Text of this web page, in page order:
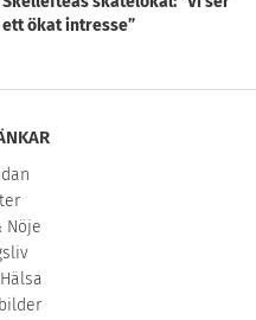
ett ökat intresse”
Nöje